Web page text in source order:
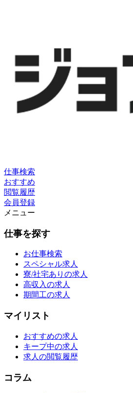
仕事検索
おすすめ
閲覧履歴
会員登録
メニュー
仕事を探す
お仕事検索
スペシャル求人
寮/社宅ありの求人
高収入の求人
期間工の求人
マイリスト
おすすめの求人
キープ中の求人
求人の閲覧履歴
コラム